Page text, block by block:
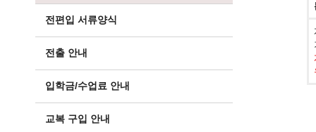
전편입 서류양식
전출 안내
입학금/수업료 안내
교복 구입 안내